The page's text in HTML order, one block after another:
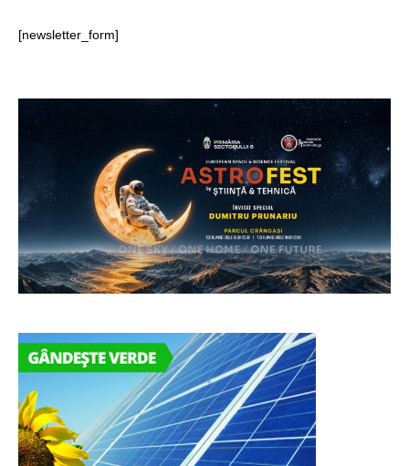
[newsletter_form]